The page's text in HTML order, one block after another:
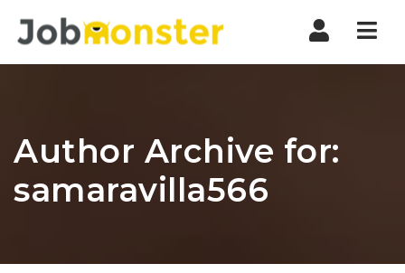
Author Archive for:
samaravilla566